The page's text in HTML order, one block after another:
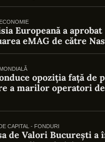
Europeană a aprobat
eMAG de către
opoziția față de
a marilor operatori
CAPITAL - FONDURI
de Valori București a